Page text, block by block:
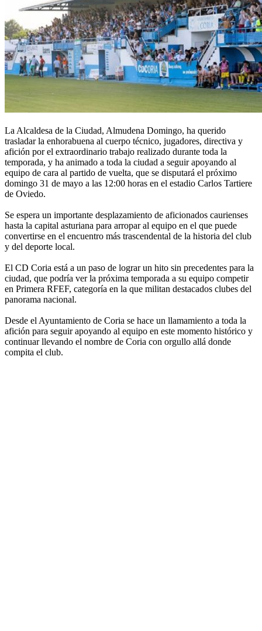
La Alcaldesa de la Ciudad, Almudena Domingo, ha querido
trasladar la enhorabuena al cuerpo técnico, jugadores, directiva y
afición por el extraordinario trabajo realizado durante toda la
temporada, y ha animado a toda la ciudad a seguir apoyando al
equipo de cara al partido de vuelta, que se disputará el próximo
domingo 31 de mayo a las 12:00 horas en el estadio Carlos Tartiere
de Oviedo.
Se espera un importante desplazamiento de aficionados caurienses
hasta la capital asturiana para arropar al equipo en el que puede
convertirse en el encuentro más trascendental de la historia del club
y del deporte local.
El CD Coria está a un paso de lograr un hito sin precedentes para la
ciudad, que podría ver la próxima temporada a su equipo competir
en Primera RFEF, categoría en la que militan destacados clubes del
panorama nacional.
Desde el Ayuntamiento de Coria se hace un llamamiento a toda la
afición para seguir apoyando al equipo en este momento histórico y
continuar llevando el nombre de Coria con orgullo allá donde
compita el club.